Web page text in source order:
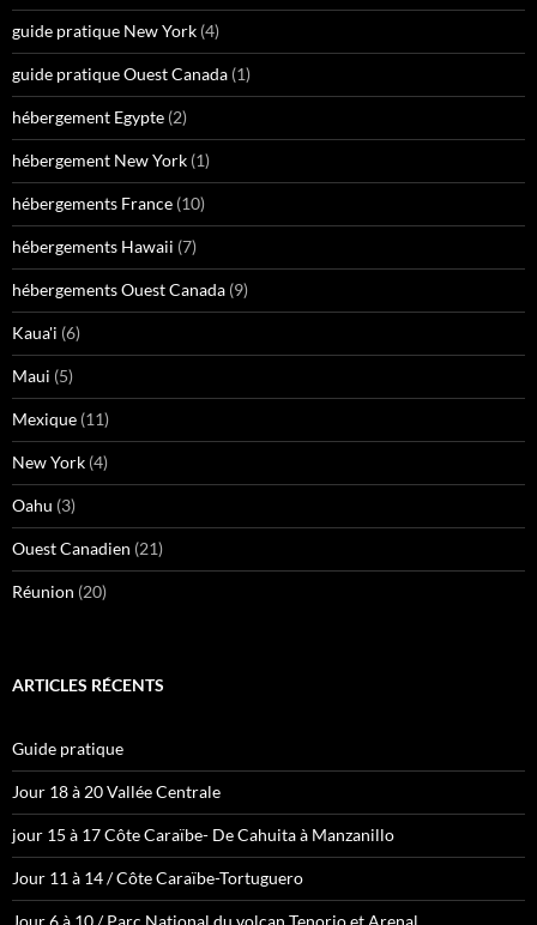
guide pratique New York (4)
guide pratique Ouest Canada (1)
hébergement Egypte (2)
hébergement New York (1)
hébergements France (10)
hébergements Hawaii (7)
hébergements Ouest Canada (9)
Kaua'i (6)
Maui (5)
Mexique (11)
New York (4)
Oahu (3)
Ouest Canadien (21)
Réunion (20)
ARTICLES RÉCENTS
Guide pratique
Jour 18 à 20 Vallée Centrale
jour 15 à 17 Côte Caraïbe- De Cahuita à Manzanillo
Jour 11 à 14 / Côte Caraïbe-Tortuguero